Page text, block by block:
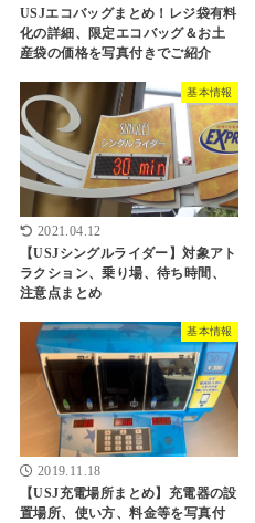
USJエコバッグまとめ！レジ袋有料
化の詳細、限定エコバッグ＆お土
産袋の価格を写真付きでご紹介
基本情報
2021.04.12
【USJシングルライダー】対象アト
ラクション、乗り場、待ち時間、
注意点まとめ
基本情報
2019.11.18
【USJ充電場所まとめ】充電器の設
置場所、使い方、料金等を写真付